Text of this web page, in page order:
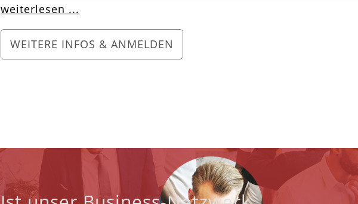
weiterlesen ...
WEITERE INFOS & ANMELDEN